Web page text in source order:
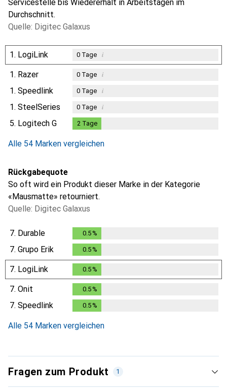
Servicestelle bis Wiedererhalt in Arbeitstagen im
Durchschnitt.
Quelle: Digitec Galaxus
1. LogiLink 0Tage i
1. Razer 0Tage i
1. Speedlink 0Tage i
1. SteelSeries 0Tage i
5. Logitech G 2 Tage
Alle 54 Marken vergleichen
Rückgabequote
So oft wird ein Produkt dieser Marke in der Kategorie
«Mausmatte» retourniert.
Quelle: Digitec Galaxus
7. Durable 0.5%
7. Grupo Erik 0.5%
7. LogiLink 0.5%
7. Onit 0.5%
7. Speedlink 0.5%
Alle 54 Marken vergleichen
Fragen zum Produkt 1